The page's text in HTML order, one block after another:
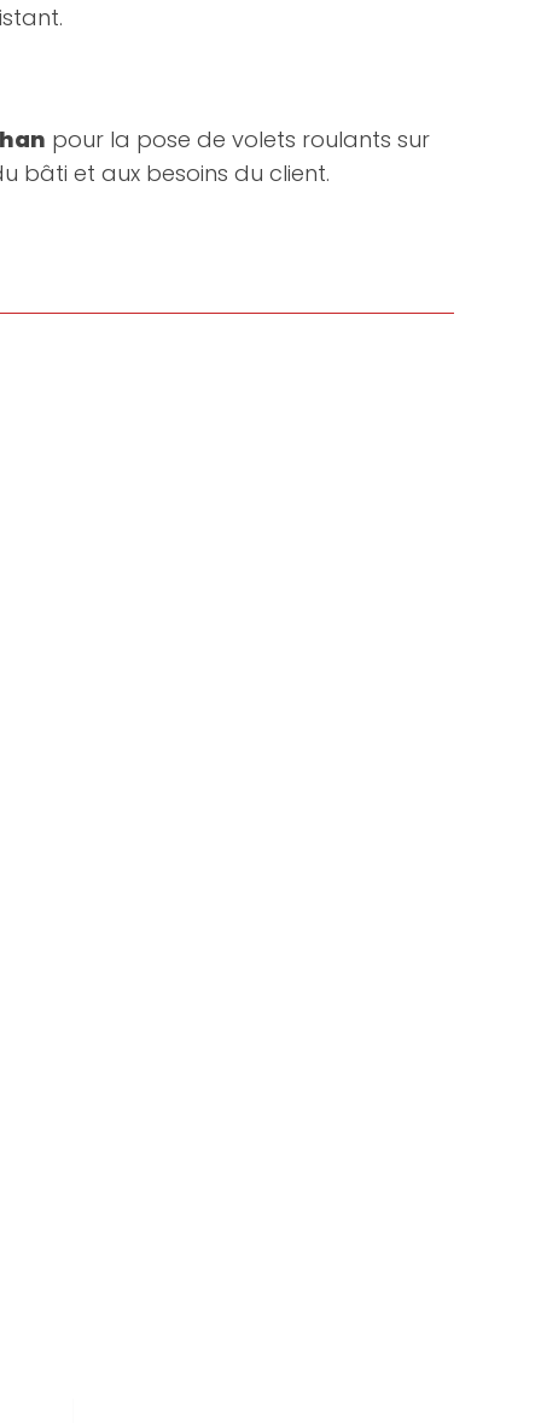
pour la pose de volets roulants sur
bâti et aux besoins du client.